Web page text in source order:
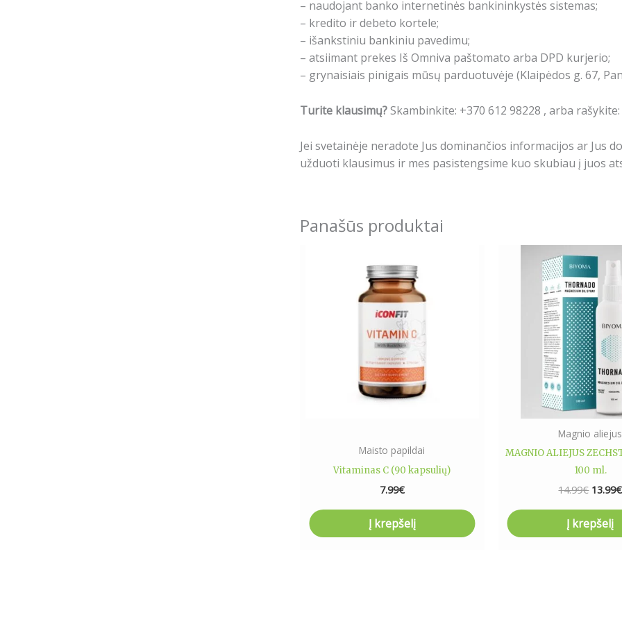
– naudojant banko internetinės bankininkystės sistemas;
– kredito ir debeto kortele;
– išankstiniu bankiniu pavedimu;
– atsiimant prekes Iš Omniva paštomato arba DPD kurjerio;
– grynaisiais pinigais mūsų parduotuvėje (Klaipėdos g. 67,
Turite klausimų?Skambinkite: +370 612 98228 , arba
Jei svetainėje neradote Jus dominančios informacijos ar Jus
užduoti klausimus ir mes pasistengsime kuo skubiau į juos
Panašūs produktai
Maisto papildai
Vitaminas C (90 kapsulių)
7.99€
Į krepšelį
Magnio aliejus
MAGNIO ALIEJUS
100 ml.
14.99€
price
was:
13.99€
Į krepšelį